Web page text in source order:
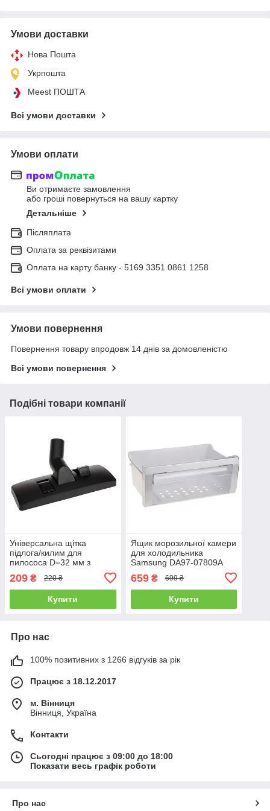
Умови доставки
Нова Пошта
Укрпошта
Meest ПОШТА
Всі умови доставки
Умови оплати
Ви отримаєте замовлення
або гроші повернуться на вашу картку
Детальніше
Післяплата
Оплата за реквізитами
Оплата на карту банку - 5169 3351 0861 1258
Всі умови оплати
Умови повернення
Повернення товару впродовж 14 днів за домовленістю
Всі умови повернення
Подібні товари компанії
Універсальна щітка
підлога/килим для
пилососа D=32 мм з
металевою підошвою без
коліщаток Bosch, Gorenje,
Philips, Samsung
209 ₴ 220 ₴
Купити
Ящик морозильної камери
для холодильника
Samsung DA97-07809A
659₴ 699 ₴
Купити
Про нас
100% позитивних з 1266 відгуків за рік
Працює з 18.12.2017
м. Вінниця
Вінниця, Україна
Контакти
Сьогодні працює з 09:00 до 18:00
Показати весь графік роботи
Про нас